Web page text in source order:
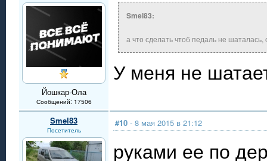
Йошкар-Ола
Сообщений: 17506
Smel83:
а что сделать чтоб педаль не шаталась,
У меня не
Smel83
Посетитель
#10 - 8 мая 2015 в 21:12
руками ее по